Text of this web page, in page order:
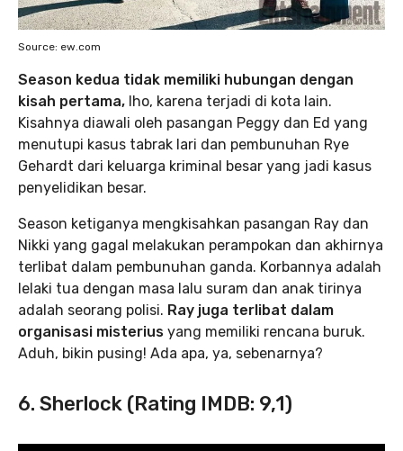
Source: ew.com
Season kedua tidak memiliki hubungan dengan
kisah pertama, lho, karena terjadi di kota lain.
Kisahnya diawali oleh pasangan Peggy dan Ed yang
menutupi kasus tabrak lari dan pembunuhan Rye
Gehardt dari keluarga kriminal besar yang jadi kasus
penyelidikan besar.
Season ketiganya mengkisahkan pasangan Ray dan
Nikki yang gagal melakukan perampokan dan akhirnya
terlibat dalam pembunuhan ganda. Korbannya adalah
lelaki tua dengan masa lalu suram dan anak tirinya
adalah seorang polisi. Ray juga terlibat dalam
organisasi misterius yang memiliki rencana buruk.
Aduh, bikin pusing! Ada apa, ya, sebenarnya?
6. Sherlock (Rating IMDB: 9,1)